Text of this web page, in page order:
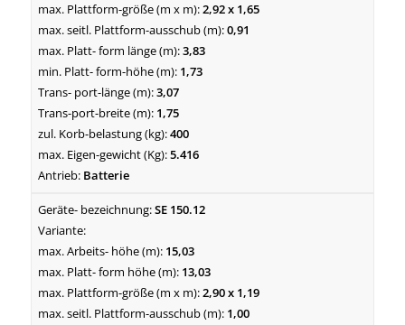
2,92 x 1,65
0,91
3,83
1,73
3,07
1,75
400
5.416
Batterie
SE 150.12
15,03
13,03
2,90 x 1,19
1,00